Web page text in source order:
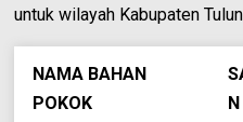
untuk wilayah Kabupaten
NAMA BAHAN
POKOK
N